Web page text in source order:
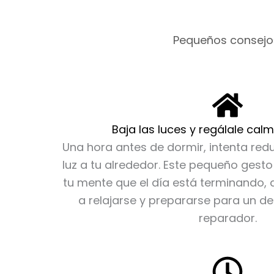
Pequeños
Baja las luces y regálale
Una hora antes de dormir, intenta
luz a tu alrededor. Este pequeño
tu mente que el día está terminando,
a relajarse y prepararse para un
reparador.